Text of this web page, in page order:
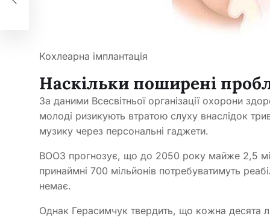
Кохлеарна імплантація
Наскільки поширені
За даними Всесвітньої організації охорони
молоді ризикують втратою слуху внаслідок
музику через персональні гаджети.
ВООЗ прогнозує, що до 2050 року майже 2,5
принаймні 700 мільйонів потребуватимуть
немає.
Однак Герасимчук твердить, що кожна десята